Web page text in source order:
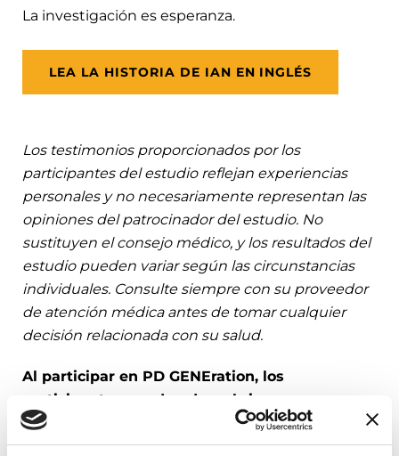
La investigación es esperanza.
LEA LA HISTORIA DE IAN EN INGLÉS
Los testimonios proporcionados por los
participantes del estudio reflejan experiencias
personales y no necesariamente representan las
opiniones del patrocinador del estudio. No
sustituyen el consejo médico, y los resultados del
estudio pueden variar según las circunstancias
individuales. Consulte siempre con su proveedor
de atención médica antes de tomar cualquier
decisión relacionada con su salud.
Al participar en PD GENEration, los
participantes pueden descubrir nuevos
conocimientos acerca de su genética, entender
los riesgos de su familia y ayudar a beneficiar